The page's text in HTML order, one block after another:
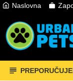
Naslovna